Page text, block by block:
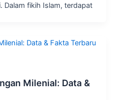
Dalam fikih Islam, terdapat
Milenial: Data &